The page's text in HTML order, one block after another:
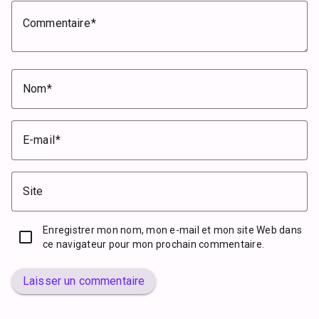
Commentaire
Nom
E-mail
Site
Enregistrer mon nom, mon e-mail et mon site Web dans
ce navigateur pour mon prochain commentaire.
Laisser un commentaire